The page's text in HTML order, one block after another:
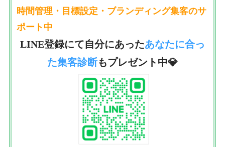
時間管理・目標設定・ブランディング集客のサ
ポート中
LINE登録にて自分にあったあなたに合っ
た集客診断もプレゼント中💎